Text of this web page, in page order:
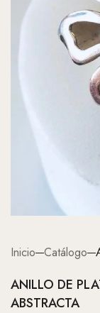
Inicio Catálogo
ANILLO DE
ABSTRACTA